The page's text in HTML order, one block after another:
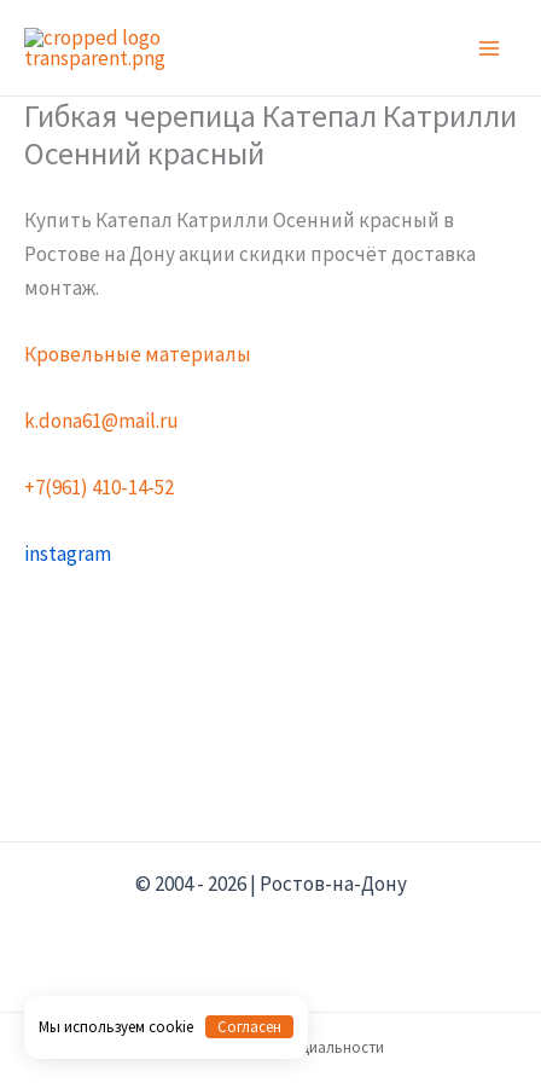
Гибкая черепица Катепал Катрилли
Осенний красный
Купить Катепал Катрилли Осенний красный в
Ростове на Дону акции скидки просчёт доставка
монтаж.
Кровельные материалы
k.dona61@mail.ru
+7(961) 410-14-52
instagram
© 2004 - 2026 | Ростов-на-Дону
Политика конфиденциальности
Мы используем cookie Согласен